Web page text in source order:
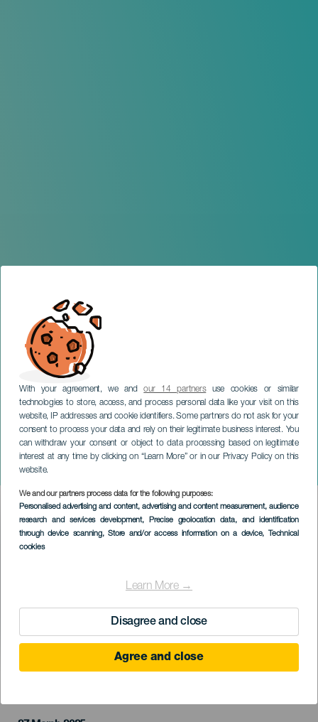
With your agreement, we andour 14 partnersuse cookies or similar
technologies to store, access, and process personal data like your visit on this
website, IP addresses and cookie identifiers. Some partners do not ask for your
consent to process your data and rely on their legitimate business interest. You
can withdraw your consent or object to data processing based on legitimate
interest at any time by clicking on “Learn More” or in our Privacy Policy on this
website.
We and our partners process data for the following purposes:
Personalised advertising and content, advertising and content measurement, audience
research and services development, Precise geolocation data, and identification
through device scanning, Store and/or access information on a device, Technical
cookies
Learn More →
Disagree and close
Agree and close
Escena Cero
LANZAROTE
Imagen
Listado